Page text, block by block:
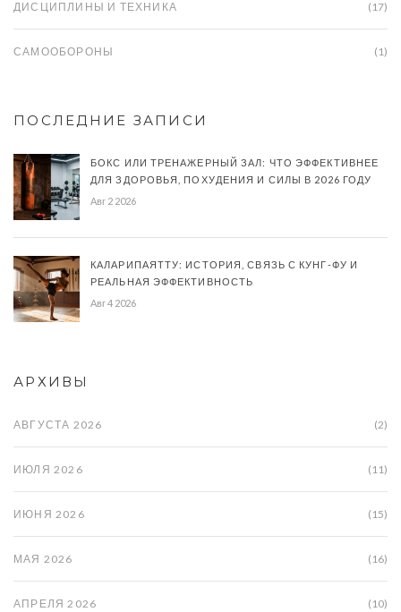
ДИСЦИПЛИНЫ И ТЕХНИКА (17)
САМООБОРОНЫ (1)
ПОСЛЕДНИЕ ЗАПИСИ
БОКС ИЛИ ТРЕНАЖЕРНЫЙ ЗАЛ: ЧТО ЭФФЕКТИВНЕЕ
ДЛЯ ЗДОРОВЬЯ, ПОХУДЕНИЯ И СИЛЫ В 2026 ГОДУ
Авг 2 2026
КАЛАРИПАЯТТУ: ИСТОРИЯ, СВЯЗЬ С КУНГ-ФУ И
РЕАЛЬНАЯ ЭФФЕКТИВНОСТЬ
Авг 4 2026
АРХИВЫ
АВГУСТА 2026 (2)
ИЮЛЯ 2026 (11)
ИЮНЯ 2026 (15)
МАЯ 2026 (16)
АПРЕЛЯ 2026 (10)